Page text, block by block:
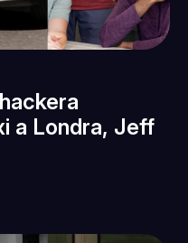
a Londra, Jeff